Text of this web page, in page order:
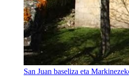
San Juan baseliza eta